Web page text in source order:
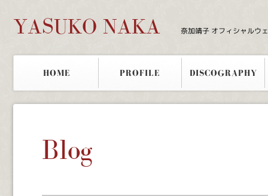
YASUKO NAKA 奈加靖子 オフィシャルウ
HOME PROFILE DISCOGRAPHY
Blog